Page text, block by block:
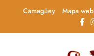
Camagüey Mapa web